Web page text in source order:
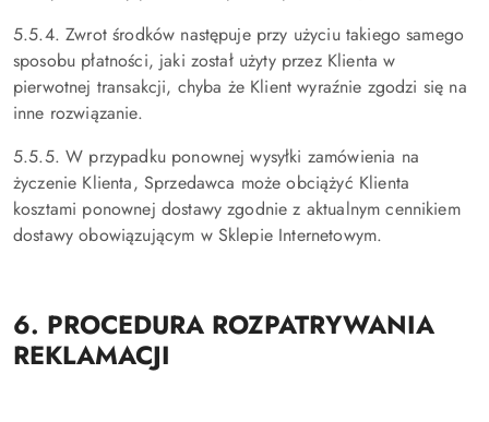
5.5.4. Zwrot środków następuje przy użyciu takiego samego
sposobu płatności, jaki został użyty przez Klienta w
pierwotnej transakcji, chyba że Klient wyraźnie zgodzi się na
inne rozwiązanie.
5.5.5. W przypadku ponownej wysyłki zamówienia na
życzenie Klienta, Sprzedawca może obciążyć Klienta
kosztami ponownej dostawy zgodnie z aktualnym cennikiem
dostawy obowiązującym w Sklepie Internetowym.
6. PROCEDURA ROZPATRYWANIA
REKLAMACJI